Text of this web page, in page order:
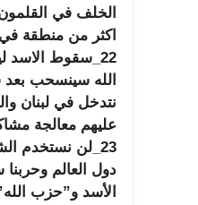
الخلف في
اكثر من منطقة
22_سقوط
الله سينسحب
نتدخل في لبنان
عليهم معالجة
23_لن نستخدم
دول العالم
الأسد و”حزب